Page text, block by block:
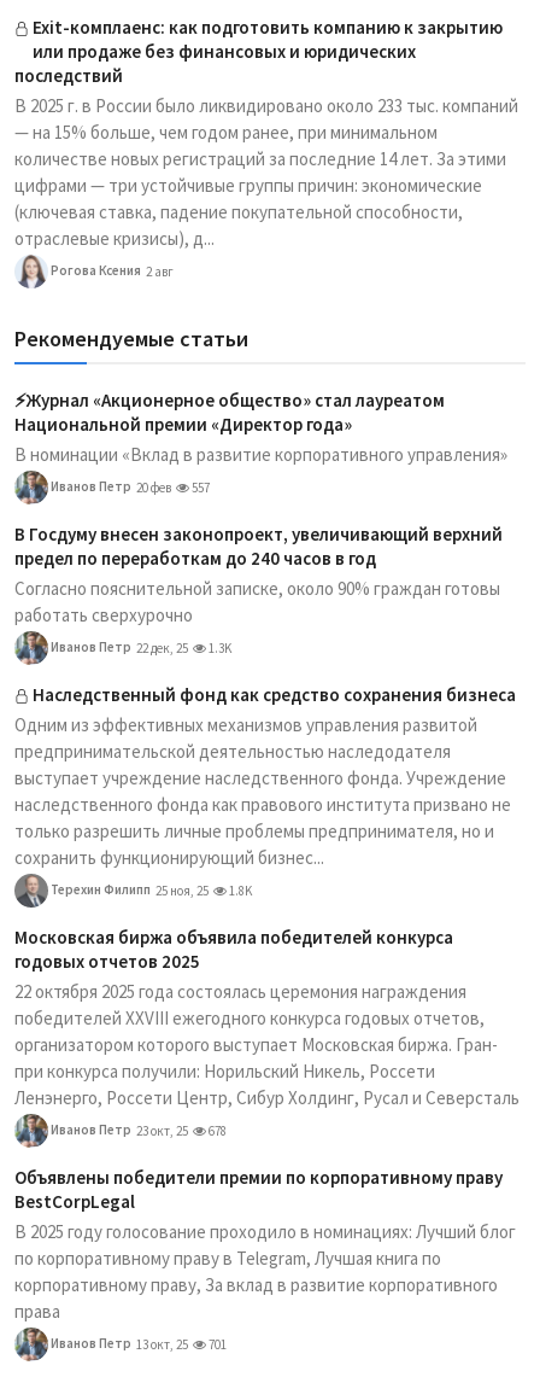
Exit-комплаенс: как подготовить компанию к закрытию
или продаже без финансовых и юридических
последствий
В 2025 г. в России было ликвидировано около 233 тыс. компаний
— на 15% больше, чем годом ранее, при минимальном
количестве новых регистраций за последние 14 лет. За этими
цифрами — три устойчивые группы причин: экономические
(ключевая ставка, падение покупательной способности,
отраслевые кризисы), д...
Рогова Ксения 2 авг
Рекомендуемые статьи
⚡️Журнал «Акционерное общество» стал лауреатом
Национальной премии «Директор года»
В номинации «Вклад в развитие корпоративного управления»
Иванов Петр 20 фев 557
В Госдуму внесен законопроект, увеличивающий верхний
предел по переработкам до 240 часов в год
Согласно пояснительной записке, около 90% граждан готовы
работать сверхурочно
Иванов Петр 22 дек, 25 1.3K
Наследственный фонд как средство сохранения бизнеса
Одним из эффективных механизмов управления развитой
предпринимательской деятельностью наследодателя
выступает учреждение наследственного фонда. Учреждение
наследственного фонда как правового института призвано не
только разрешить личные проблемы предпринимателя, но и
сохранить функционирующий бизнес...
Терехин Филипп 25 ноя, 25 1.8K
Московская биржа объявила победителей конкурса
годовых отчетов 2025
22 октября 2025 года состоялась церемония награждения
победителей XXVIII ежегодного конкурса годовых отчетов,
организатором которого выступает Московская биржа. Гран-
при конкурса получили: Норильский Никель, Россети
Ленэнерго, Россети Центр, Сибур Холдинг, Русал и Северсталь
Иванов Петр 23 окт, 25 678
Объявлены победители премии по корпоративному праву
BestCorpLegal
В 2025 году голосование проходило в номинациях: Лучший блог
по корпоративному праву в Telegram, Лучшая книга по
корпоративному праву, За вклад в развитие корпоративного
права
Иванов Петр 13 окт, 25 701